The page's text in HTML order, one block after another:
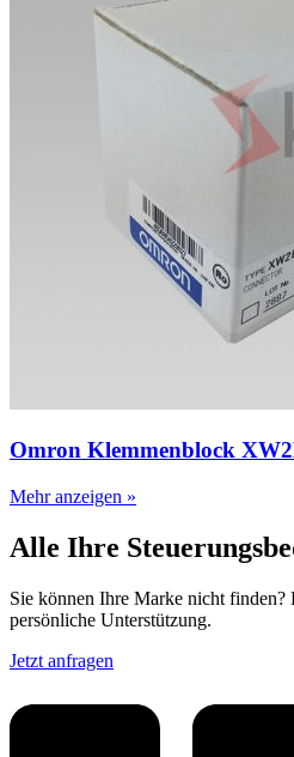
Omron Klemmenblock
Mehr anzeigen »
Alle Ihre
Sie können Ihre Marke nicht finden?
persönliche Unterstützung.
Jetzt anfragen